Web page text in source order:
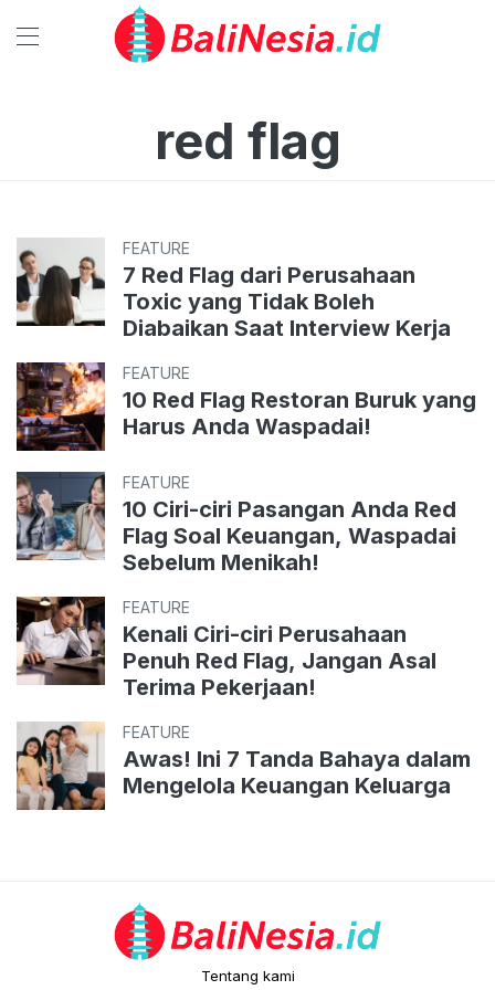
red flag
FEATURE
7 Red Flag dari Perusahaan
Toxic yang Tidak Boleh
Diabaikan Saat Interview Kerja
FEATURE
10 Red Flag Restoran Buruk yang
Harus Anda Waspadai!
FEATURE
10 Ciri-ciri Pasangan Anda Red
Flag Soal Keuangan, Waspadai
Sebelum Menikah!
FEATURE
Kenali Ciri-ciri Perusahaan
Penuh Red Flag, Jangan Asal
Terima Pekerjaan!
FEATURE
Awas! Ini 7 Tanda Bahaya dalam
Mengelola Keuangan Keluarga
Tentang kami